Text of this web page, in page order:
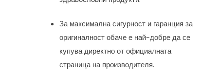
За максимална сигурност и гаранция за
оригиналност обаче е най-добре да се
купува директно от официалната
страница на производителя.